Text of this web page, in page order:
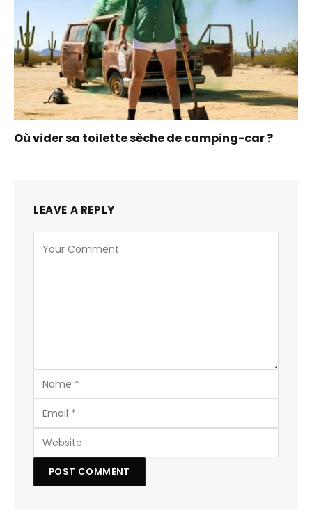
Où vider sa toilette sèche de camping-car ?
LEAVE A REPLY